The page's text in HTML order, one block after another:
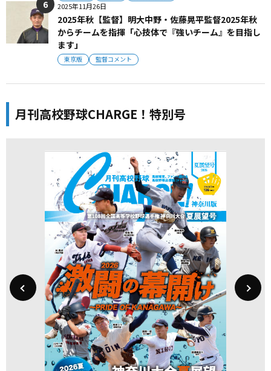
2025年11月26日
2025年秋【監督】明大中野・佐藤晃平監督2025年秋
からチームを指揮「心技体で『強いチーム』を目指し
ます」
東京版 監督コメント
月刊高校野球CHARGE！特別号